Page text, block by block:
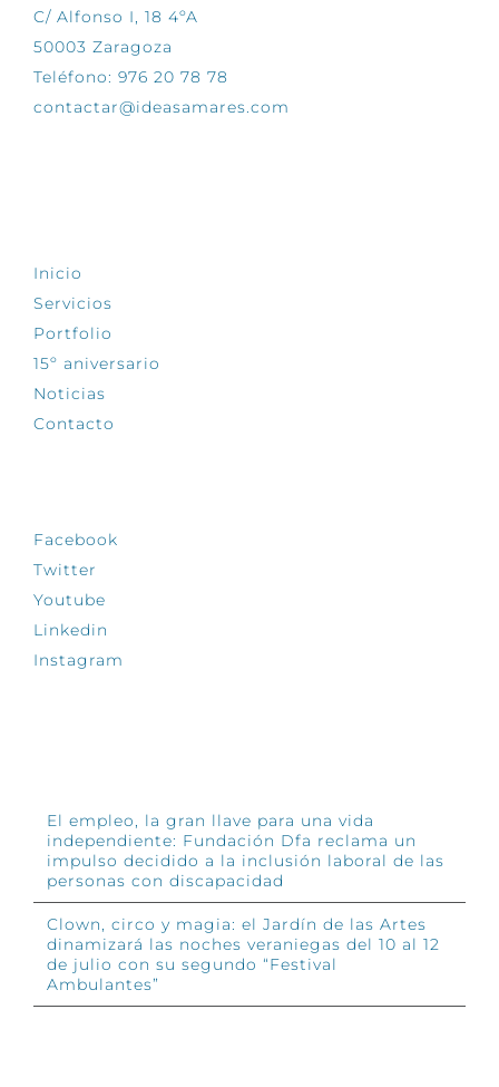
C/ Alfonso I, 18 4ºA
50003 Zaragoza
Teléfono: 976 20 78 78
contactar@ideasamares.com
Inicio
Servicios
Portfolio
15º aniversario
Noticias
Contacto
Facebook
Twitter
Youtube
Linkedin
Instagram
El empleo, la gran llave para una vida
independiente: Fundación Dfa reclama un
impulso decidido a la inclusión laboral de las
personas con discapacidad
Clown, circo y magia: el Jardín de las Artes
dinamizará las noches veraniegas del 10 al 12
de julio con su segundo “Festival
Ambulantes”